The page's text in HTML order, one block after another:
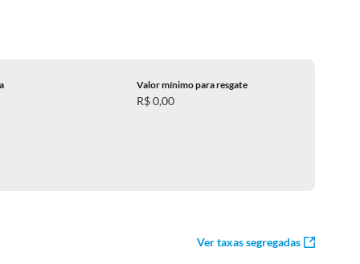
Valor mínimo para resgate
R$ 0,00
Ver taxas segregadas